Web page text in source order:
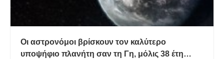
Οι αστρονόμοι βρίσκουν τον καλύτερο
υποψήφιο πλανήτη σαν τη Γη, μόλις 38 έτη